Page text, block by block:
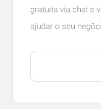
gratuita via chat e
ajudar o seu